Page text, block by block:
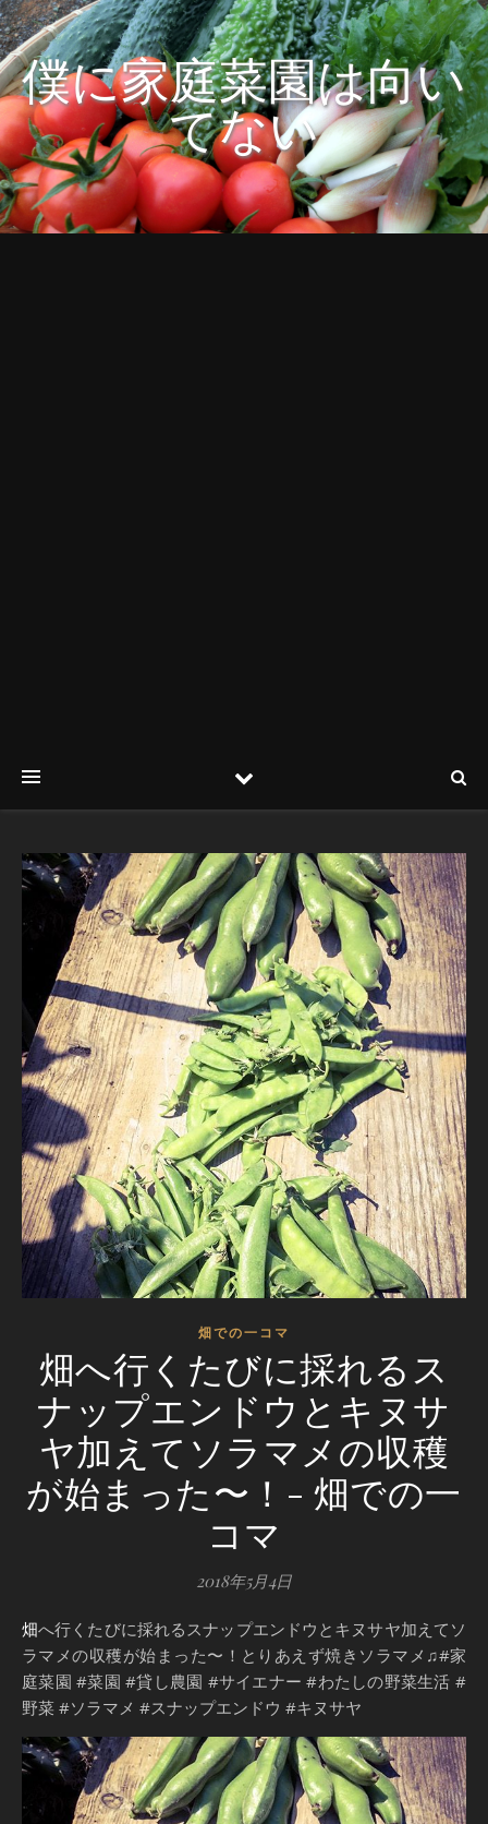
僕に家庭菜園は向い
てない
畑での一コマ
畑へ行くたびに採れるス
ナップエンドウとキヌサ
ヤ加えてソラマメの収穫
が始まった〜！- 畑での一
コマ
2018年5月4日
畑へ行くたびに採れるスナップエンドウとキヌサヤ加えてソ
ラマメの収穫が始まった〜！とりあえず焼きソラマメ♫#家
庭菜園 #菜園 #貸し農園 #サイエナー #わたしの野菜生活 #
野菜 #ソラマメ #スナップエンドウ #キヌサヤ